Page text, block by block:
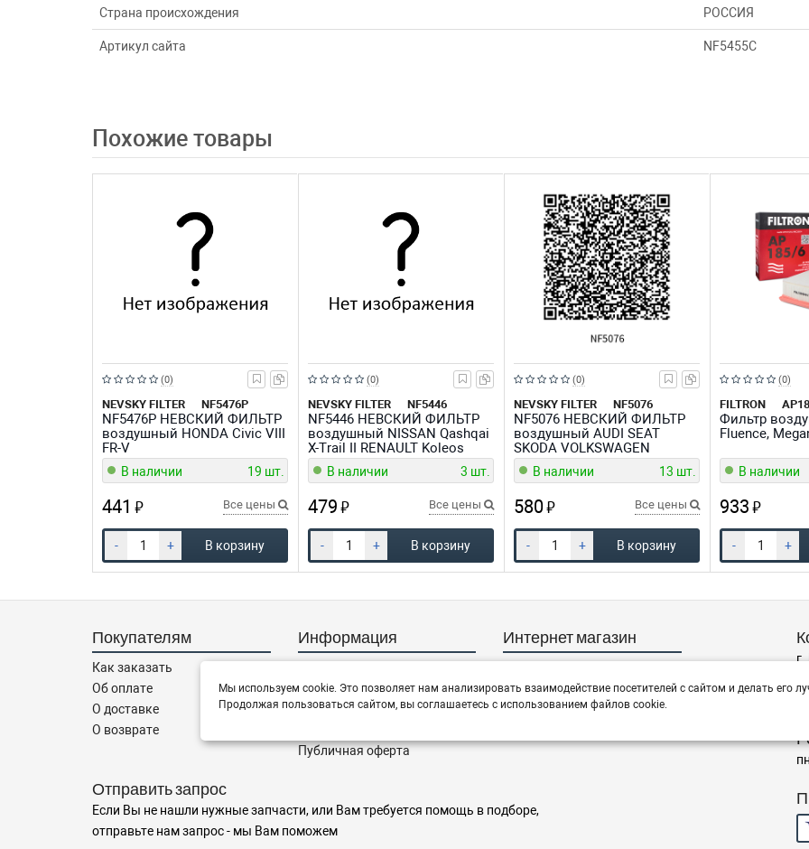
Страна происхождения РОССИЯ
Артикул сайта NF5455C
Похожие товары
NEVSKY FILTER NF5476P
NF5476P НЕВСКИЙ ФИЛЬТР
воздушный HONDA Civic VIII
FR-V
Рейтинг:
из
5
звезд
(0)
В наличии 19 шт.
441 ₽ Все цены
- + В корзину
NEVSKY FILTER NF5446
NF5446 НЕВСКИЙ ФИЛЬТР
воздушный NISSAN Qashqai
X-Trail II RENAULT Koleos
Рейтинг:
из
5
звезд
(0)
В наличии 3 шт.
479₽ Все цены
- + В корзину
NEVSKY FILTER NF5076
NF5076 НЕВСКИЙ ФИЛЬТР
воздушный AUDI SEAT
SKODA VOLKSWAGEN
Рейтинг:
из
5
звезд
(0)
В наличии 13 шт.
580₽ Все цены
- + В корзину
FILTRON
Фильтр
Fluence,
Рейтинг:
из
5
звезд
(0)
В наличии
933₽
- +
Покупателям
Как заказать
Об оплате
О доставке
О возврате
Информация
Новости
Соглашение
Публичная оферта
Интернет магазин
Корзина
Баланс
Отправить запрос
Если Вы не нашли нужные запчасти, или Вам требуется помощь в подборе,
отправьте нам запрос - мы Вам поможем
Мы используем cookie. Это позволяет нам анализировать взаимодействие посетителей с сайтом и делать его
Продолжая пользоваться сайтом, вы соглашаетесь с использованием файлов cookie.